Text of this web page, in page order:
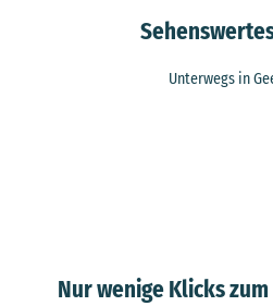
Unterwegs in
Nur wenige Klicks